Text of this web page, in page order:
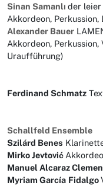
Sinan Samanlı der leier
Akkordeon,
Alexander Bauer
Akkordeon,
Uraufführung)
Ferdinand Schmatz
Schallfeld Ensemble
Szilárd Benes
Mirko Jevtović
Manuel Alcaraz
Myriam García Fidalgo